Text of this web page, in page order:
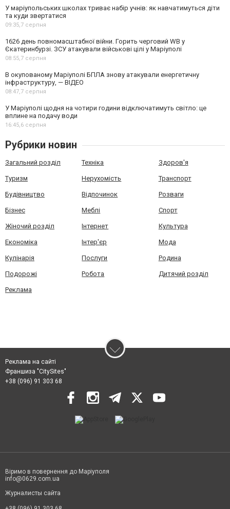
У маріупольських школах триває набір учнів: як навчатимуться діти
та куди звертатися
09:35,7 серпня
1626 день повномасштабної війни. Горить черговий WB у
Єкатеринбурзі. ЗСУ атакували військові цілі у Маріуполі
08:55,7 серпня
В окупованому Маріуполі БПЛА знову атакували енергетичну
інфраструктуру, — ВІДЕО
08:47,7 серпня
У Маріуполі щодня на чотири години відключатимуть світло: це
вплине на подачу води
16:45,6 серпня
Рубрики новин
Загальний розділ Техніка Здоров'я
Туризм Нерухомість Транспорт
Будівництво Відпочинок Розваги
Бізнес Меблі Спорт
Жіночий розділ Інтернет Культура
Економіка Інтер'єр Мода
Кулінарія Послуги Родина
Подорожі Робота Дитячий розділ
Реклама
Реклама на сайті
Франшиза "CitySites"
+38 (096) 91 303 68
Віримо в повернення до Маріуполя
info@0629.com.ua
Журналисты сайта